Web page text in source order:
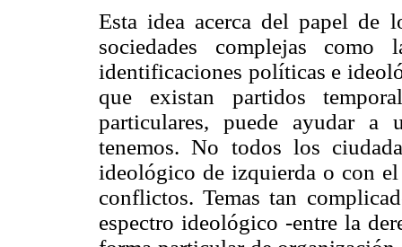
Esta idea acerca del papel de
sociedades complejas
identificaciones políticas e
que existan partidos
particulares, puede ayudar
tenemos. No todos los
ideológico de izquierda o con
conflictos. Temas tan
espectro ideológico -entre la